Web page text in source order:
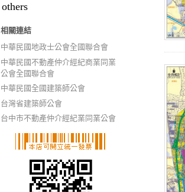
others
相關連結
中華民國地政士公會全國聯合會
中華民國不動產仲介經紀商業同業
公會全國聯合會
中華民國全國建築師公會
台灣省建築師公會
台中市不動產仲介經紀業同業公會